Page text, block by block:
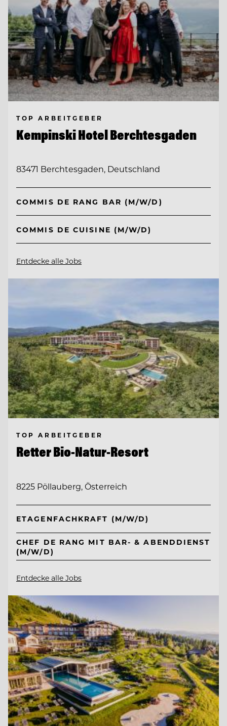
TOP ARBEITGEBER
Kempinski Hotel Berchtesgaden
83471 Berchtesgaden, Deutschland
COMMIS DE RANG BAR (M/W/D)
COMMIS DE CUISINE (M/W/D)
Entdecke alle Jobs
TOP ARBEITGEBER
Retter Bio-Natur-Resort
8225 Pöllauberg, Österreich
ETAGENFACHKRAFT (M/W/D)
CHEF DE RANG MIT BAR- & ABENDDIENST
(M/W/D)
Entdecke alle Jobs